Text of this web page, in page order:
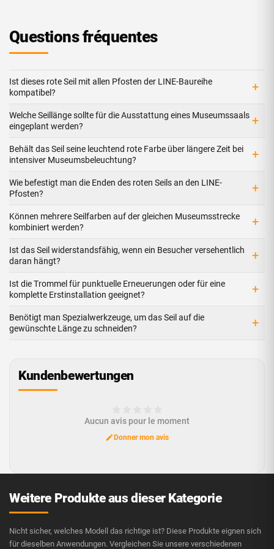
Questions fréquentes
Ist dieses rote Seil mit allen Pfosten der LINE-Baureihe
kompatibel?
+
Welche Seillänge sollte für die Ausstattung eines Museumssaals
eingeplant werden?
+
Behält das Seil seine leuchtend rote Farbe über längere Zeit bei
intensiver Museumsbeleuchtung?
+
Wie befestigt man die Enden des roten Seils an den LINE-
Pfosten?
+
Können mehrere Seilfarben auf der gleichen Museumsstrecke
kombiniert werden?
+
Ist das Seil widerstandsfähig, wenn ein Besucher versehentlich
daran hängt?
+
Ist die Trommel für punktuelle Erneuerungen oder für eine
komplette Erstinstallation geeignet?
+
Benötigt man Spezialwerkzeuge, um das Seil auf die
gewünschte Länge zu schneiden?
+
Kundenbewertungen
Aucun avis pour le moment
Donner mon avis
Weitere Produkte aus dieser Kategorie
Nicht sicher, welches Modell das richtige ist? Diese Produkte eignen sich
für dieselben Anwendungen. Vergleichen Sie unsere verschiedenen